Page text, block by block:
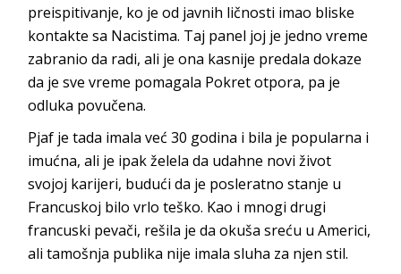
preispitivanje, ko je od javnih ličnosti imao bliske
kontakte sa Nacistima. Taj panel joj je jedno vreme
zabranio da radi, ali je ona kasnije predala dokaze
da je sve vreme pomagala Pokret otpora, pa je
odluka povučena.
Pjaf je tada imala već 30 godina i bila je popularna i
imućna, ali je ipak želela da udahne novi život
svojoj karijeri, budući da je posleratno stanje u
Francuskoj bilo vrlo teško. Kao i mnogi drugi
francuski pevači, rešila je da okuša sreću u Americi,
ali tamošnja publika nije imala sluha za njen stil.